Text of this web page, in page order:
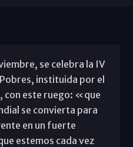
se celebra la IV
instituida por el
con este ruego: «que
se convierta para
en un fuerte
estemos cada vez